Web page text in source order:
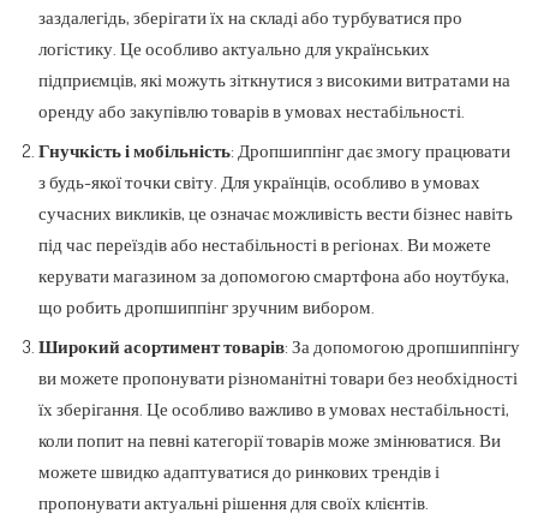
заздалегідь, зберігати їх на складі або турбуватися про
логістику. Це особливо актуально для українських
підприємців, які можуть зіткнутися з високими витратами на
оренду або закупівлю товарів в умовах нестабільності.
Гнучкість і мобільність: Дропшиппінг дає змогу працювати
з будь-якої точки світу. Для українців, особливо в умовах
сучасних викликів, це означає можливість вести бізнес навіть
під час переїздів або нестабільності в регіонах. Ви можете
керувати магазином за допомогою смартфона або ноутбука,
що робить дропшиппінг зручним вибором.
Широкий асортимент товарів: За допомогою дропшиппінгу
ви можете пропонувати різноманітні товари без необхідності
їх зберігання. Це особливо важливо в умовах нестабільності,
коли попит на певні категорії товарів може змінюватися. Ви
можете швидко адаптуватися до ринкових трендів і
пропонувати актуальні рішення для своїх клієнтів.